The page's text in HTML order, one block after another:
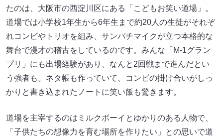
たのは、大阪市の西淀川区にある「こどもお笑い道場」。
道場では小学校1年生から6年生まで約20人の生徒がそれぞ
れコンビやトリオを組み、サンパチマイクが立つ本格的な
舞台で漫才の稽古をしているのです。みんな「M-1グラン
プリ」にも出場経験があり、なんと2回戦まで進んだとい
う強者も。ネタ帳も作っていて、コンビの掛け合いがしっ
かりと書き込まれたノートに笑い飯も驚きます。
道場を主宰するのはミルクボーイとゆかりのある人物で、
「子供たちの想像力を育む場所を作りたい」との思いで道